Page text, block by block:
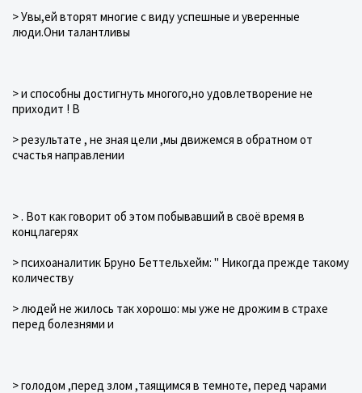
> Увы,ей вторят многие с виду успешные и уверенные
люди.Они талантливы
> и способны достигнуть многого,но удовлетворение не
приходит ! В
> результате , не зная цели ,мы движемся в обратном от
счастья направлении
> . Вот как говорит об этом побывавший в своё время в
концлагерях
> психоаналитик Бруно Беттельхейм: " Никогда прежде такому
количеству
> людей не жилось так хорошо: мы уже не дрожим в страхе
перед болезнями и
> голодом ,перед злом ,таящимся в темноте, перед чарами